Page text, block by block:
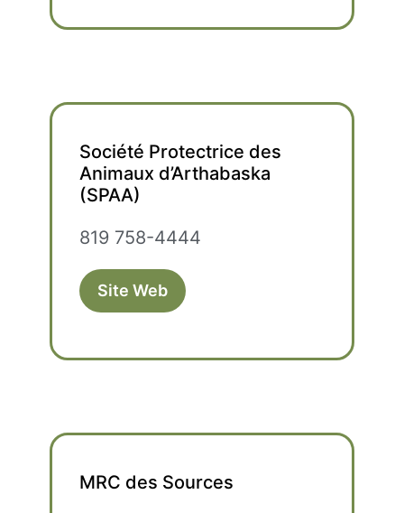
Société Protectrice des
Animaux d’Arthabaska
(SPAA)
819 758-4444
Site Web
MRC des Sources